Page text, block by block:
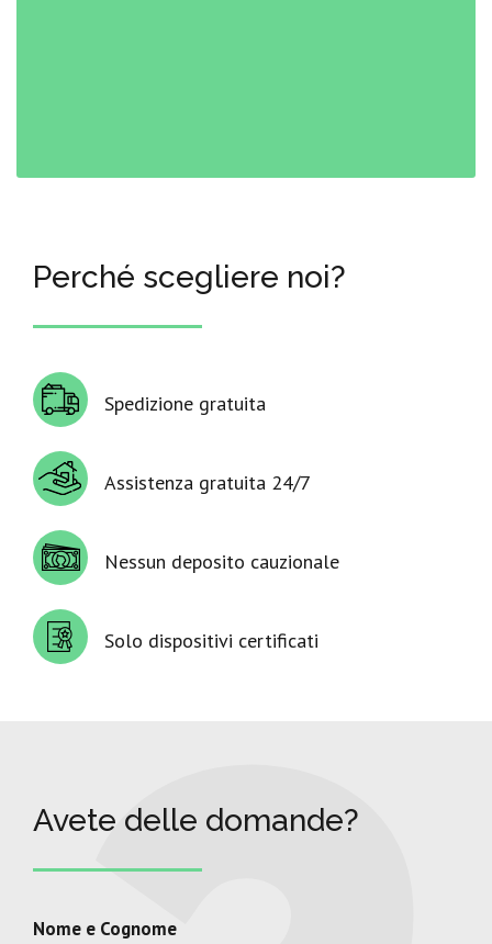
Perché scegliere noi?
Spedizione gratuita
Assistenza gratuita 24/7
Nessun deposito cauzionale
Solo dispositivi certificati
Avete delle domande?
Nome e Cognome